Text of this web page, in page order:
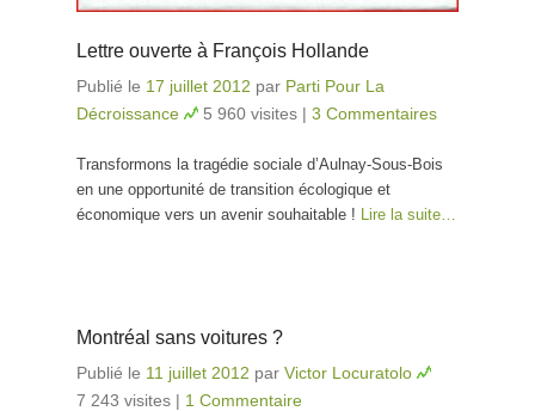
Lettre ouverte à François Hollande
Publié le 17 juillet 2012 par Parti Pour La
Décroissance
5 960 visites | 3 Commentaires
Transformons la tragédie sociale d’Aulnay-Sous-Bois
en une opportunité de transition écologique et
économique vers un avenir souhaitable !
Lire la suite…
Montréal sans voitures ?
Publié le 11 juillet 2012 par Victor Locuratolo
7 243 visites | 1 Commentaire